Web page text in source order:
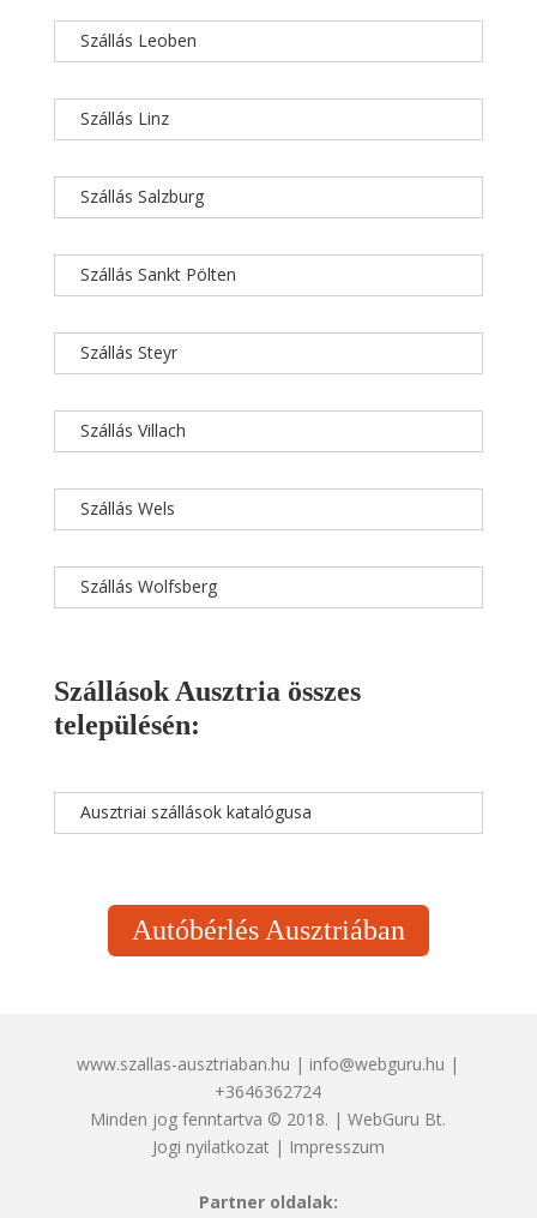
Szállás Leoben
Szállás Linz
Szállás Salzburg
Szállás Sankt Pölten
Szállás Steyr
Szállás Villach
Szállás Wels
Szállás Wolfsberg
Szállások Ausztria összes
településén:
Ausztriai szállások katalógusa
Autóbérlés Ausztriában
www.szallas-ausztriaban.hu | info@webguru.hu |
+3646362724
Minden jog fenntartva © 2018. | WebGuru Bt.
Jogi nyilatkozat| Impresszum
Partner oldalak: